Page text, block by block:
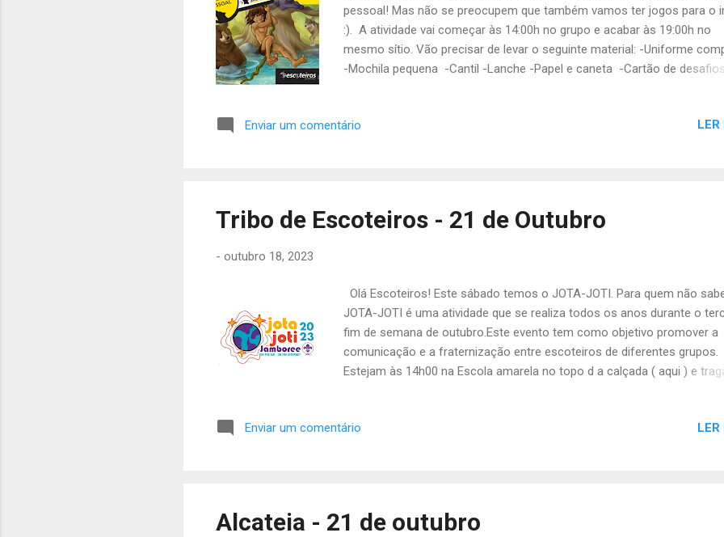
pessoal! Mas não se preocupem que também vamos ter jogos para o
:). A atividade vai começar às 14:00h no grupo e acabar às 19:00h no
mesmo sítio. Vão precisar de levar o seguinte material: -Uniforme
-Mochila pequena -Cantil -Lanche -Papel e caneta -Cartão de desafios
Enviar um comentário
LER
Tribo de Escoteiros - 21 de Outubro
- outubro 18, 2023
Olá Escoteiros! Este sábado temos o JOTA-JOTI. Para quem não
JOTA-JOTI é uma atividade que se realiza todos os anos durante o
fim de semana de outubro.Este evento tem como objetivo promover a
comunicação e a fraternização entre escoteiros de diferentes grupos.
Estejam às 14h00 na Escola amarela no topo d a calçada ( aqui ) e
no grupo. Voltamos a relembrar que quem não fez o pagamento do
Enviar um comentário LER
Alcateia - 21 de outubro